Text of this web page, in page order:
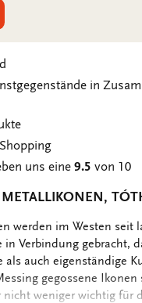
in
uns eine9.5 von 10
METALLIKONEN,
werden im Westen seit
Verbindung gebracht,
als auch eigenständige
gegossene
nicht weniger wichtig für